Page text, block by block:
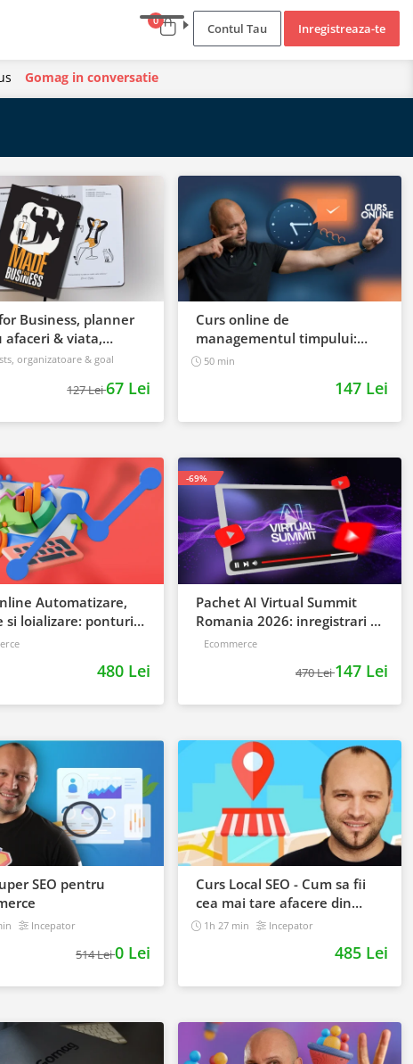
0
Contul Tau Inregistreaza-te
Gomag in conversatie
Business, planner
afaceri & viata,
240 pagini
organizatoare & goal
127 Lei67 Lei
Curs online de
managementul timpului:
cum sa prioritizezi si sa iti
50 min
147 Lei
Automatizare,
si loializare: ponturi
strategia de business
480 Lei
Pachet AI Virtual Summit
Romania 2026: inregistrari +
materiale extra
Ecommerce
470 Lei147 Lei
-69%
SEO pentru
Incepator
514 Lei0 Lei
Curs Local SEO - Cum sa fii
cea mai tare afacere din
orasul tau
1h 27 min Incepator
485 Lei